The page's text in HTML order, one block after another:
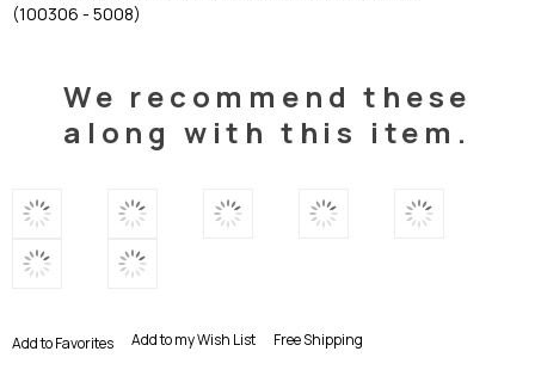
Years Green
(100306 - 5008)
We recommend these
along with this item.
Add to Favorites Add to my Wish List Free Shipping